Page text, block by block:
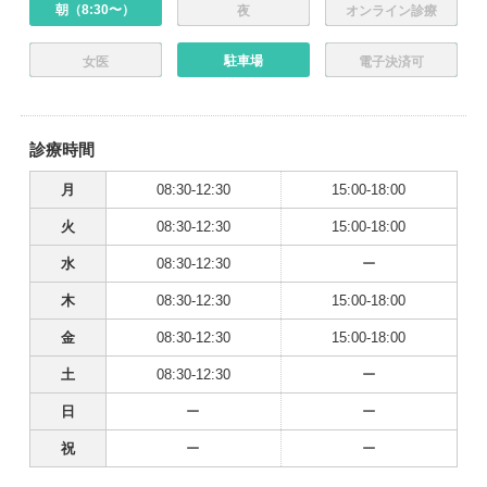
朝（8:30〜） 夜 オンライン診療
女医 駐車場 電子決済可
診療時間
月 08:30-12:30 15:00-18:00
火 08:30-12:30 15:00-18:00
水 08:30-12:30 ー
木 08:30-12:30 15:00-18:00
金 08:30-12:30 15:00-18:00
土 08:30-12:30 ー
日 ー ー
祝 ー ー